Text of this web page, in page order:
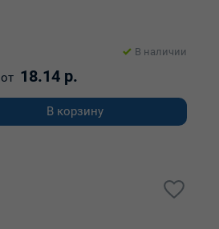
В наличии
от 18.14 р.
В корзину